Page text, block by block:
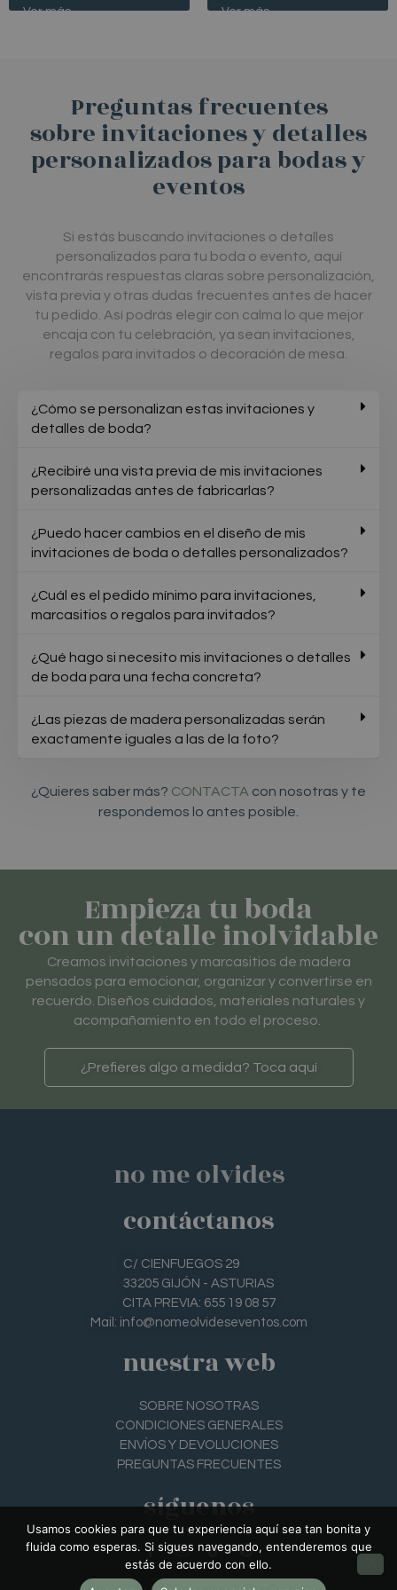
Preguntas frecuentes
sobre invitaciones y detalles
personalizados para bodas y
eventos
Si estás buscando invitaciones o detalles
personalizados para tu boda o evento, aquí
encontrarás respuestas claras sobre personalización,
vista previa y otras dudas frecuentes antes de hacer
tu pedido. Así podrás elegir con calma lo que mejor
encaja con tu celebración, ya sean invitaciones,
regalos para invitados o decoración de mesa.
¿Cómo se personalizan estas invitaciones y
detalles de boda?
¿Recibiré una vista previa de mis invitaciones
personalizadas antes de fabricarlas?
¿Puedo hacer cambios en el diseño de mis
invitaciones de boda o detalles personalizados?
¿Cuál es el pedido mínimo para invitaciones,
marcasitios o regalos para invitados?
¿Qué hago si necesito mis invitaciones o detalles
de boda para una fecha concreta?
¿Las piezas de madera personalizadas serán
exactamente iguales a las de la foto?
¿Quieres saber más? CONTACTA con nosotras y te
respondemos lo antes posible.
Empieza tu boda
con un detalle inolvidable
Creamos invitaciones y marcasitios de madera
pensados para emocionar, organizar y convertirse en
recuerdo. Diseños cuidados, materiales naturales y
acompañamiento en todo el proceso.
¿Prefieres algo a medida? Toca aquí
no me olvides
contáctanos
C/ CIENFUEGOS 29
33205 GIJÓN - ASTURIAS
CITA PREVIA: 655 19 08 57
Mail: info@nomeolvideseventos.com
nuestra web
SOBRE NOSOTRAS
CONDICIONES GENERALES
ENVÍOS Y DEVOLUCIONES
PREGUNTAS FRECUENTES
síguenos
F
a
I
n
T
i
P
Usamos cookies para que tu experiencia aquí sea tan bonita y
fluida como esperas. Si sigues navegando, entenderemos que
estás de acuerdo con ello.